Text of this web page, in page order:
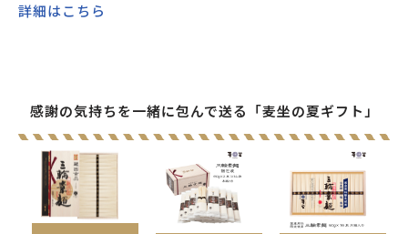
詳細はこちら
感謝の気持ちを一緒に包んで送る「麦坐の夏ギフト」